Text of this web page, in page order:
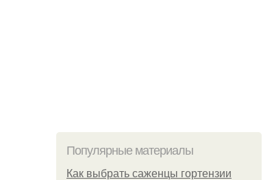
Популярные материалы
Как выбрать саженцы гортензии